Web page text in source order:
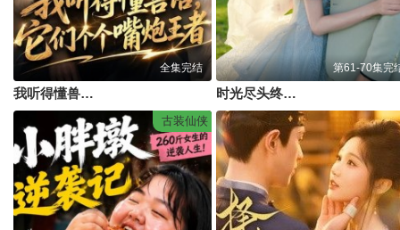
全集完结
我听得懂兽语，它们个个嘴炮王者
第61-70集完
时光尽头终遇你
古装仙侠